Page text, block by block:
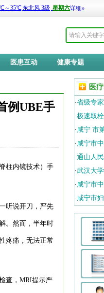
医患互动 健康专题
例UBE手
柱内镜技术）手
听说开刀，严先
。然而，半年时
疼痛，无法正常
查，MRI提示严
医
·省级专
·极速取
· 咸宁 市
· 咸宁市
·通山人
·武汉大
· 咸宁市
· 咸宁市